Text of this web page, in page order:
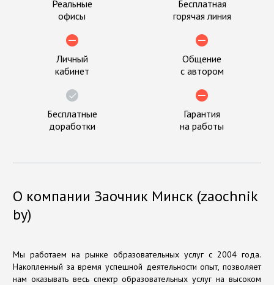
Реальные
офисы
Бесплатная
горячая линия
Личный
кабинет
Общение
с автором
Бесплатные
доработки
Гарантия
на работы
О компании Заочник Минск (zaochnik
by)
Мы работаем на рынке образовательных услуг с 2004 года.
Накопленный за время успешной деятельности опыт, позволяет
нам оказывать весь спектр образовательных услуг на высоком